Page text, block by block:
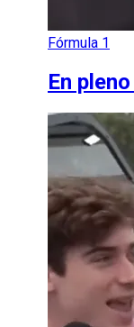
Fórmula 1
En